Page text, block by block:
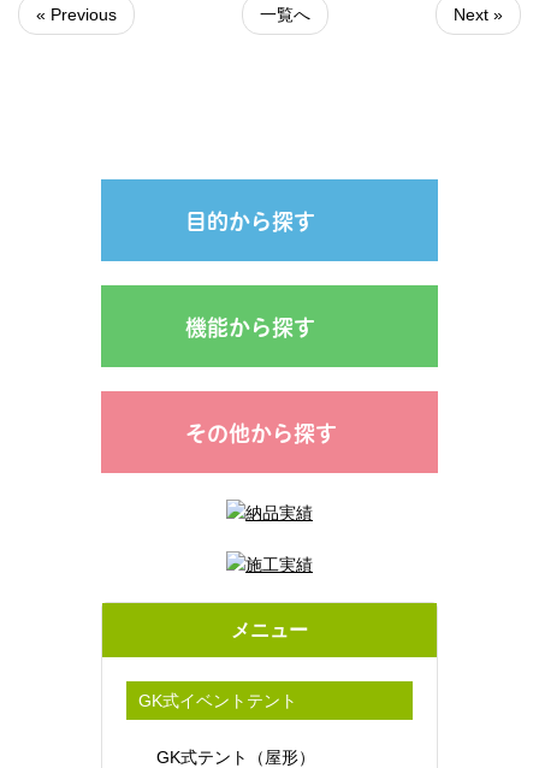
« Previous 一覧へ Next »
目的から探す
機能から探す
その他から探す
メニュー
GK式イベントテント
GK式テント（屋形）